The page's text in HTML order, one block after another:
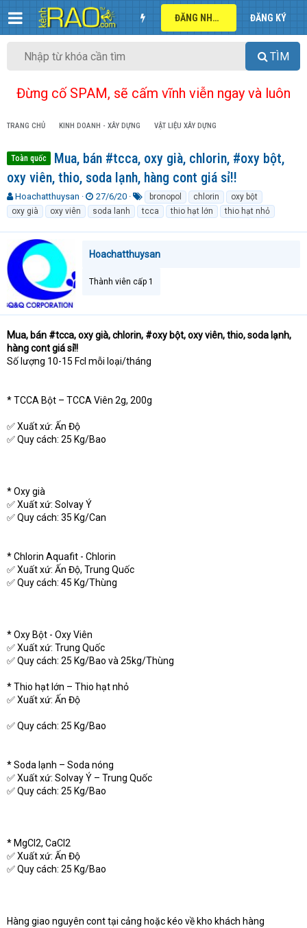
ĐĂNG NHẬP ĐĂNG KÝ
TÌM
Đừng cố SPAM, sẽ cấm vĩnh viễn ngay và luôn
TRANG CHỦ KINH DOANH - XÂY DỰNG VẬT LIỆU XÂY DỰNG
Toàn quốc
Mua, bán #tcca, oxy già, chlorin, #oxy bột,
oxy viên, thio, soda lạnh, hàng cont giá sỉ!!
T
h
r
e
a
a
r
e
r
Hoachatthuysan
N
g
à
y
ử
27/6/20
ừ
k
h
a
bronopol chlorin
oxy bột
oxy già
oxy viên soda lanh tcca thio hạt lớn thio hạt nhỏ
Hoachatthuysan
Thành viên cấp 1
Mua, bán #tcca, oxy già, chlorin, #oxy bột, oxy viên, thio, soda lạnh,
hàng cont giá sỉ!!
Số lượng 10-15 Fcl mỗi loại/tháng
* TCCA Bột – TCCA Viên 2g, 200g
✅ Xuất xứ: Ấn Độ
✅ Quy cách: 25 Kg/Bao
* Oxy già
✅ Xuất xứ: Solvay Ý
✅ Quy cách: 35 Kg/Can
* Chlorin Aquafit - Chlorin
✅ Xuất xứ: Ấn Độ, Trung Quốc
✅ Quy cách: 45 Kg/Thùng
* Oxy Bột - Oxy Viên
✅ Xuất xứ: Trung Quốc
✅ Quy cách: 25 Kg/Bao và 25kg/Thùng
* Thio hạt lớn – Thio hạt nhỏ
✅ Xuất xứ: Ấn Độ
✅ Quy cách: 25 Kg/Bao
* Soda lạnh – Soda nóng
✅ Xuất xứ: Solvay Ý – Trung Quốc
✅ Quy cách: 25 Kg/Bao
* MgCl2, CaCl2
✅ Xuất xứ: Ấn Độ
✅ Quy cách: 25 Kg/Bao
Hàng giao nguyên cont tại cảng hoặc kéo về kho khách hàng